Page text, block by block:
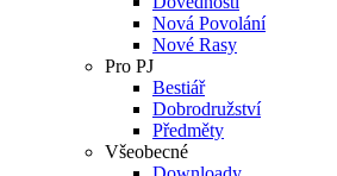
Nová Povolání
Nové Rasy
Pro PJ
Bestiář
Dobrodružství
Předměty
Všeobecné